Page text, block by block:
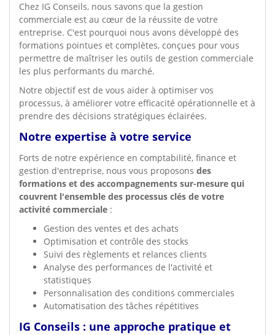
Chez IG Conseils, nous savons que la gestion
commerciale est au cœur de la réussite de votre
entreprise. C'est pourquoi nous avons développé des
formations pointues et complètes, conçues pour vous
permettre de maîtriser les outils de gestion commerciale
les plus performants du marché.
Notre objectif est de vous aider à optimiser vos
processus, à améliorer votre efficacité opérationnelle et à
prendre des décisions stratégiques éclairées.
Notre expertise à votre service
Forts de notre expérience en comptabilité, finance et
gestion d'entreprise, nous vous proposons des
formations et des accompagnements sur-mesure qui
couvrent l'ensemble des processus clés de votre
activité commerciale :
Gestion des ventes et des achats
Optimisation et contrôle des stocks
Suivi des règlements et relances clients
Analyse des performances de l'activité et
statistiques
Personnalisation des conditions commerciales
Automatisation des tâches répétitives
IG Conseils : une approche pratique et